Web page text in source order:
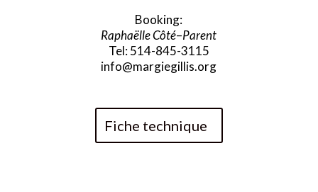
Booking:
Raphaëlle Côté–Parent
Tel: 514-845-3115
info@margiegillis.org
Fiche technique